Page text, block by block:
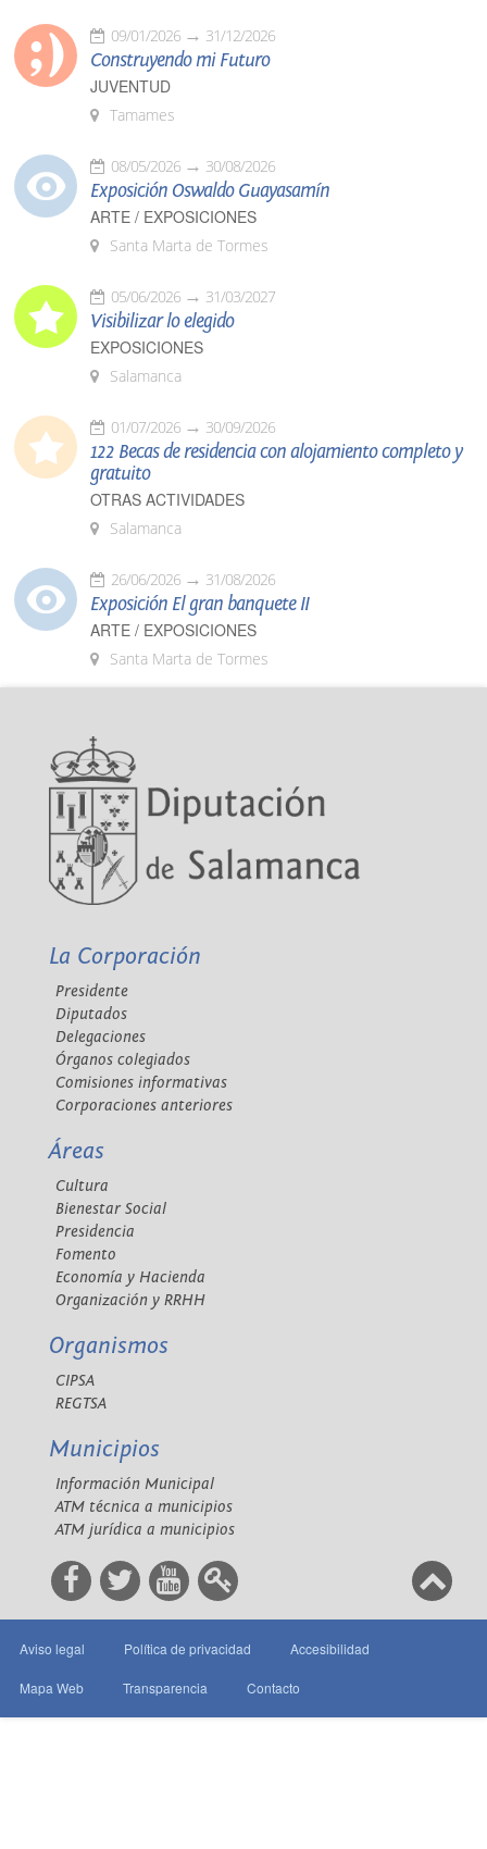
09/01/2026 31/12/2026
Construyendo mi Futuro
JUVENTUD
Tamames
08/05/2026 30/08/2026
Exposición Oswaldo Guayasamín
ARTE / EXPOSICIONES
Santa Marta de Tormes
05/06/2026 31/03/2027
Visibilizar lo elegido
EXPOSICIONES
Salamanca
01/07/2026 30/09/2026
122 Becas de residencia con alojamiento completo y
gratuito
OTRAS ACTIVIDADES
Salamanca
26/06/2026 31/08/2026
Exposición El gran banquete II
ARTE / EXPOSICIONES
Santa Marta de Tormes
La Corporación
Presidente
Diputados
Delegaciones
Órganos colegiados
Comisiones informativas
Corporaciones anteriores
Áreas
Cultura
Bienestar Social
Presidencia
Fomento
Economía y Hacienda
Organización y RRHH
Organismos
CIPSA
REGTSA
Municipios
Información Municipal
ATM técnica a municipios
ATM jurídica a municipios
Aviso legal Política de privacidad Accesibilidad
Mapa Web Transparencia Contacto